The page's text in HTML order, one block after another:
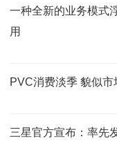
一种全新的业务模式
用
PVC消费淡季 貌似市
三星官方宣布：率先